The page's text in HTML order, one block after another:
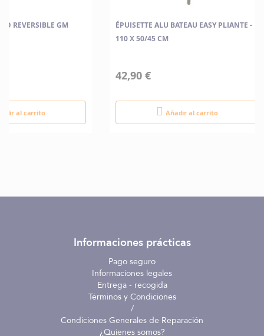
REVERSIBLE GM
al carrito
ÉPUISETTE ALU BATEAU EASY PLIANTE -
110 X 50/45 CM
42,90 €
Añadir al carrito
Informaciones prácticas
Pago seguro
Informaciones legales
Entrega - recogida
Términos y Condiciones
/
Condiciones Generales de Reparación
¿Quienes somos?